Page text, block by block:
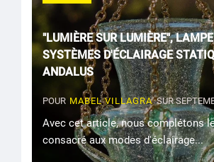
"LUMIÈRE SUR LUMIÈRE",
SYSTÈMES D'ÉCLAIRAGE
ANDALUS
POUR MABEL VILLAGRASUR
Avec cet article, nous complétons
consacré aux modes d'éclairage...